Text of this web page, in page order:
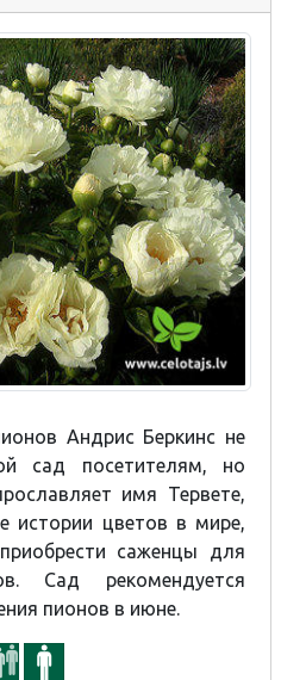
Андрис Беркинс не
сад посетителям, но
имя Тервете,
истории цветов в мире,
саженцы для
Сад рекомендуется
пионов в июне.